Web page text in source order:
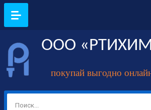
ООО
покупай выгодно